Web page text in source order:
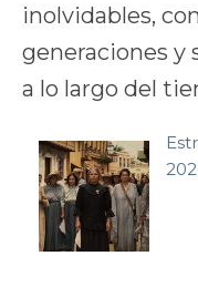
inolvidables,
generaciones y
a lo largo del